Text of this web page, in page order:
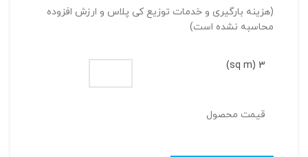
(هزینه بارگیری و خدمات توزیع کی پلاس و ارزش افزوده
محاسبه نشده است)
3 (sq m)
قیمت محصول